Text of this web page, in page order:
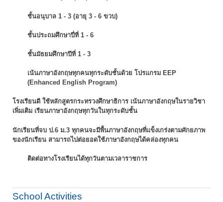
ชั้นอนุบาล 1 - 3 (อายุ 3 - 6 ขวบ)
ชั้นประถมศึกษาปี่ที่ 1 - 6
ชั้นมัธยมศึกษาปีที่ 1 - 3
เน้นภาษาอังกฤษทุกคนทุกระดับชั้นด้วย โปรแกรม EEP
(Enhanced English Program)
โรงเรียนดี ใช้หลักสูตรกระทรวงศึกษาธิการ เน้นภาษาอังกฤษในรายวิชา
เพิ่มเติม เรียนภาษาอังกฤษทุกวันในทุกระดับชั้น
นักเรียนที่จบ ป.6 ม.3 ทุกคนจะมีพื้นภาษาอังกฤษที่แข็งเกร่งตามศักยภาพ
ของนักเรียน สามารถไปต่อยอดใช้ภาษาอังกฤษได้คล่องทุกคน
ติดต่อทางโรงเรียนได้ทุกวันตามเวลาราชการ
School Activities